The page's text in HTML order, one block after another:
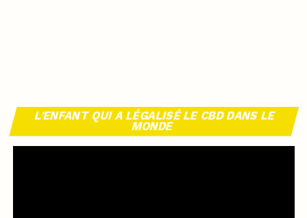
L’ENFANT QUI A LÉGALISÉ LE CBD DANS LE
MONDE